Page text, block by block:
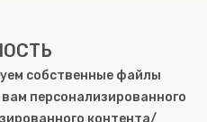
собственные файлы
персонализированного
контента/